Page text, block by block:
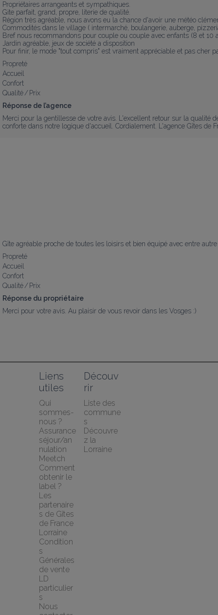
Propriétaires arrangeants et sympathiques.
Gite parfait, grand, propre, literie de qualité.
Région très agréable, nous avons eu la chance d'avoir une météo
Commodités dans le village ( intermarché, boulangerie, auberge,
Bref nous recommandons pour couple ou couple avec enfants (8 et 10
Jardin agréable, jeux de société a disposition
Pour finir, le mode "tout compris" est vraiment appréciable et pas cher
Propreté
Accueil
Confort
Qualité / Prix
Réponse de l’agence
Merci pour la gentillesse de votre avis. L'excellent retour sur la qualité
conforte dans notre logique d'accueil. Cordialement. L'agence Gîtes de
Gîte agréable proche de toutes les loisirs et bien équipé avec entre
Propreté
Accueil
Confort
Qualité / Prix
Réponse du propriétaire
Merci pour votre avis. Au plaisir de vous revoir dans les Vosges :)
Liens
utiles
Qui
sommes-
nous ?
Assurance
séjour/an
nulation
Meetch
Comment
obtenir le
label ?
Les
partenaire
s de Gîtes
de France
Lorraine
Condition
s
Générales
de vente
LD
particulier
s
Nous
Découv
rir
Liste des
commune
s
Découvre
z la
Lorraine